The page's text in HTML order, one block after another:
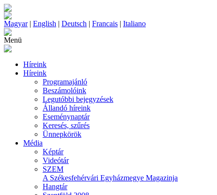
Magyar| English | Deutsch | Francais | Italiano
Menü
Híreink
Híreink
Programajánló
Beszámolóink
Legutóbbi bejegyzések
Állandó híreink
Eseménynaptár
Keresés, szűrés
Ünnepkörök
Média
Képtár
Videótár
SZEM
A Székesfehérvári Egyházmegye Magazinja
Hangtár